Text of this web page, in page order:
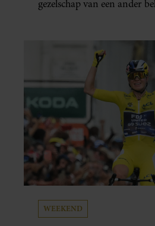
gezelschap van een ander
WEEKEND